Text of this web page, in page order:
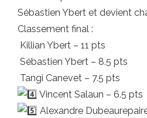
Sébastien Ybert et devient
Classement final :
Killian Ybert – 11 pts
Sébastien Ybert – 8.5 pts
Tangi Canevet – 7.5 pts
Vincent Salaun – 6.5 pts
Alexandre